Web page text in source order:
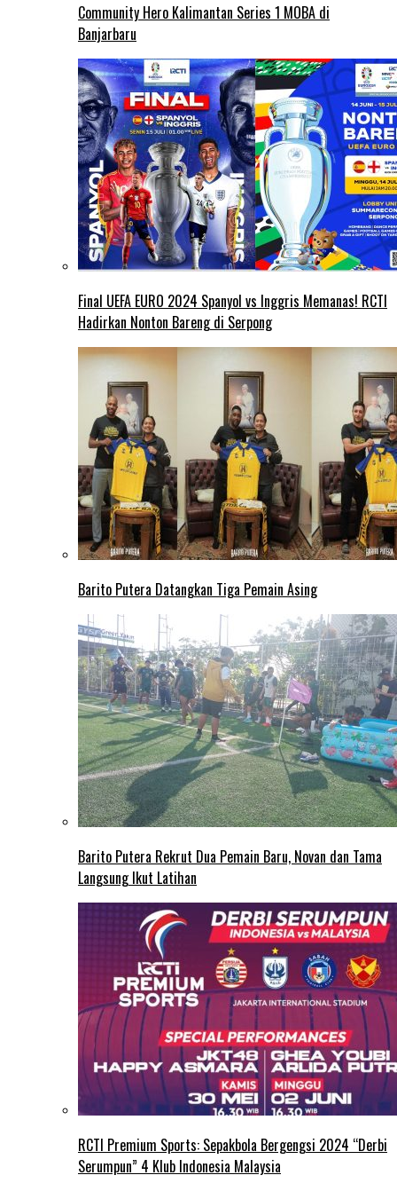
Community Hero Kalimantan Series 1 MOBA di
Banjarbaru
Final UEFA EURO 2024 Spanyol vs Inggris Memanas! RCTI
Hadirkan Nonton Bareng di Serpong
Barito Putera Datangkan Tiga Pemain Asing
Barito Putera Rekrut Dua Pemain Baru, Novan dan Tama
Langsung Ikut Latihan
RCTI Premium Sports: Sepakbola Bergengsi 2024 “Derbi
Serumpun” 4 Klub Indonesia Malaysia